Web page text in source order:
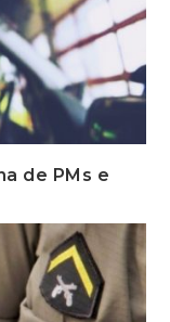
de PMs e